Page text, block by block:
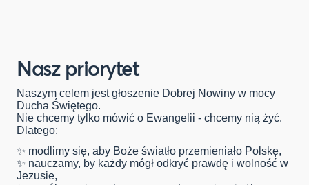
Nasz priorytet
Naszym celem jest głoszenie Dobrej Nowiny w mocy
Ducha Świętego.
Nie chcemy tylko mówić o Ewangelii - chcemy nią żyć.
Dlatego:
✨ modlimy się, aby Boże światło przemieniało Polskę,
✨ nauczamy, by każdy mógł odkryć prawdę i wolność w
Jezusie,